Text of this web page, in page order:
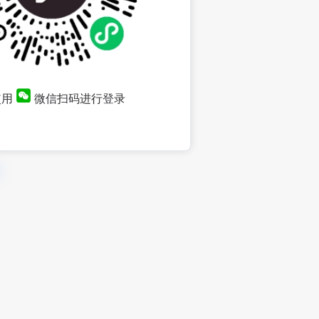
微信扫码进行登录